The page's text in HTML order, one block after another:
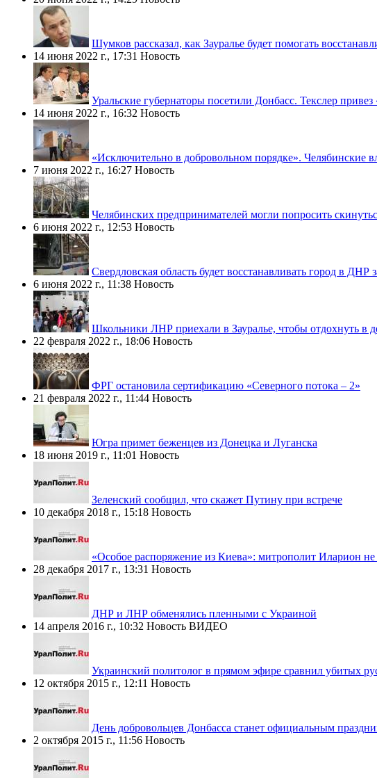
Шумков рассказал, как Зауралье будет помогать
14 июня 2022 г., 17:31 Новость
Уральские губернаторы посетили Донбасс. Текслер привез
14 июня 2022 г., 16:32 Новость
«Исключительно в добровольном порядке». Челябинские
7 июня 2022 г., 16:27 Новость
Челябинских предпринимателей могли попросить
6 июня 2022 г., 12:53 Новость
Свердловская область будет восстанавливать город в ДНР
6 июня 2022 г., 11:38 Новость
Школьники ЛНР приехали в Зауралье, чтобы отдохнуть в
22 февраля 2022 г., 18:06 Новость
ФРГ остановила сертификацию «Северного потока – 2»
21 февраля 2022 г., 11:44 Новость
Югра примет беженцев из Донецка и Луганска
18 июня 2019 г., 11:01 Новость
Зеленский сообщил, что скажет Путину при встрече
10 декабря 2018 г., 15:18 Новость
«Особое распоряжение из Киева»: митрополит Иларион
28 декабря 2017 г., 13:31 Новость
ДНР и ЛНР обменялись пленными с Украиной
14 апреля 2016 г., 10:32 Новость ВИДЕО
Украинский политолог в прямом эфире сравнил убитых
12 октября 2015 г., 12:11 Новость
День добровольцев Донбасса станет официальным
2 октября 2015 г., 11:56 Новость